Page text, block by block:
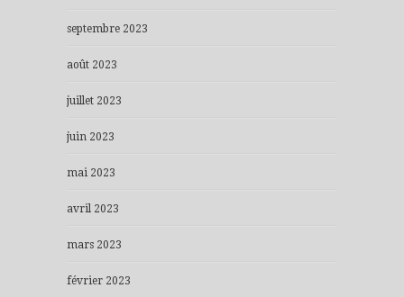
septembre 2023
août 2023
juillet 2023
juin 2023
mai 2023
avril 2023
mars 2023
février 2023